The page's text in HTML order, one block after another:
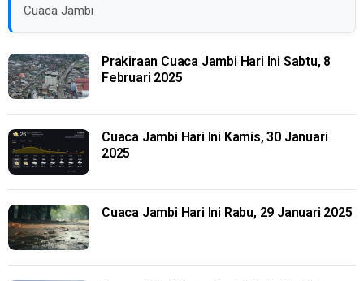
Cuaca Jambi
Prakiraan Cuaca Jambi Hari Ini Sabtu, 8
Februari 2025
Cuaca Jambi Hari Ini Kamis, 30 Januari
2025
Cuaca Jambi Hari Ini Rabu, 29 Januari 2025